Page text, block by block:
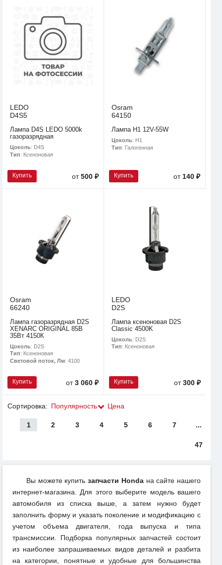
LEDO
D4S5
Лампа D4S LEDO 5000k
газоразрядная
Цоколь: D4S
Тип: Ксеноновая
Купить от500 ₽
Osram
64150
Лампа H1 12V-55W
Цоколь: H1
Тип: Галогенная
Купить от 140 ₽
Osram
66240
Лампа газоразрядная D2S
XENARC ORIGINAL 85В
35Вт 4150К
Цоколь: D2S
Тип: Ксеноновая
Световой поток, Лм: 4100
Купить от3 060 ₽
LEDO
D2S
Лампа ксеноновая D2S
Classic 4500K
Цоколь: D2S
Тип: Ксеноновая
Купить от300 ₽
Сортировка: Популярность Цена
1 2 3 4 5 6 7 ...
47
Вы можете купитьзапчасти Hondaна сайте нашего
интернет-магазина. Для этого выберите модель вашего
автомобиля из списка выше, а затем нужно будет
заполнить форму и указать поколение и модификацию с
учетом объема двигателя, года выпуска и типа
трансмиссии. Подборка популярных запчастей состоит
из наиболее запрашиваемых видов деталей и разбита
на категории, понятные и удобные для большинства